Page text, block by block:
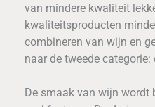
van mindere kwaliteit
kwaliteitsproducten
combineren van wijn en
naar de tweede
De smaak van wijn wordt